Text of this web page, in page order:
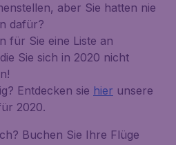
aber Sie hatten nie
dafür?
für Sie eine Liste an
Sie sich in 2020 nicht
Entdecken sie hier unsere
2020.
Buchen Sie Ihre Flüge